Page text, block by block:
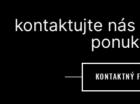
kontaktujte
KONTAKTNÝ